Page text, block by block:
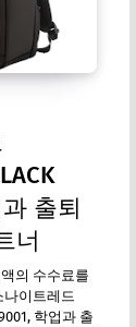
출퇴
너
의 수수료를
이트레드
학업과 출